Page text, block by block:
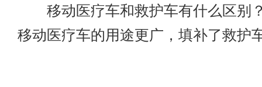
移动医疗车和救护车有什么区别
移动医疗车的用途更广，填补了救护